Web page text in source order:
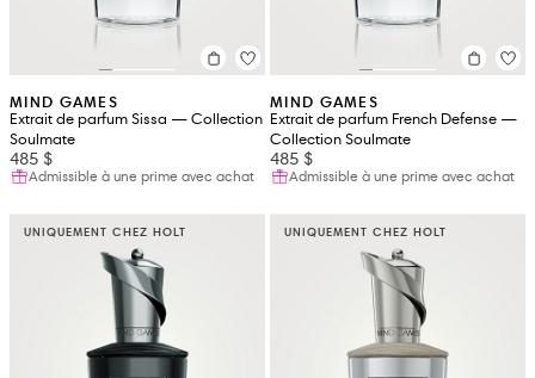
MIND GAMES
Extrait de parfum Sissa — Collection
Soulmate
485 $
Admissible à une prime avec achat
MIND GAMES
Extrait de parfum French Defense —
Collection Soulmate
485 $
Admissible à une prime avec achat
UNIQUEMENT CHEZ HOLT UNIQUEMENT CHEZ HOLT